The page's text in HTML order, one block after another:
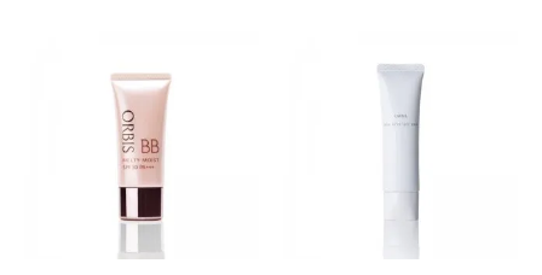
に合わせて立体感を強調するグリー
ンパール。補色にあたる2色のパー
ルがお互いの鮮やかさを強調。絶妙
なコントラストでいきいきとした血
色感を再現しながら、みずみずしい
ツヤを演出します。さらにどのファ
シンクロアタッチメント成分(*2)も
ミザクラ果実エキス、レモングラス
葉／茎エキス、ブドウ葉エキス、セ
ンチフォリアバラ花エキス、カミツ